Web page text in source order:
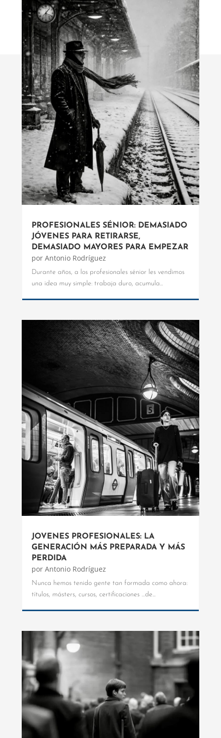
PROFESIONALES SÉNIOR: DEMASIADO
JÓVENES PARA RETIRARSE,
DEMASIADO MAYORES PARA EMPEZAR
por Antonio Rodríguez
Durante años, a los profesionales sénior les vendimos
una idea muy simple: trabaja duro, acumula...
JOVENES PROFESIONALES: LA
GENERACIÓN MÁS PREPARADA Y MÁS
PERDIDA
por Antonio Rodríguez
Nunca hemos tenido gente tan formada como ahora:
títulos, másters, cursos, certificaciones …de...